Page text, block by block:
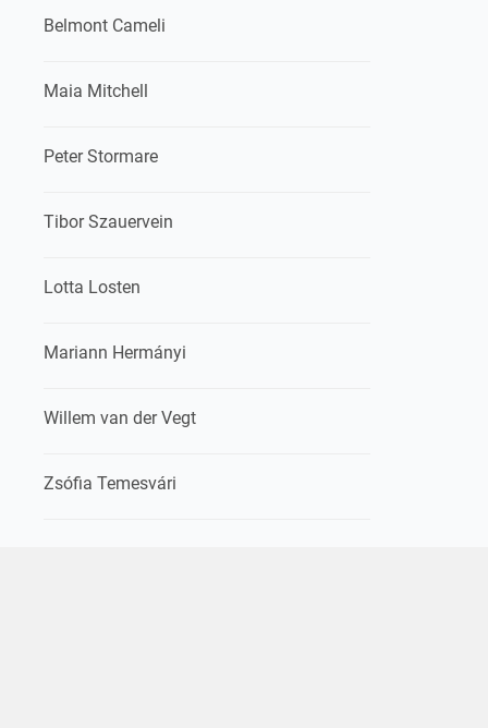
Belmont Cameli
Maia Mitchell
Peter Stormare
Tibor Szauervein
Lotta Losten
Mariann Hermányi
Willem van der Vegt
Zsófia Temesvári